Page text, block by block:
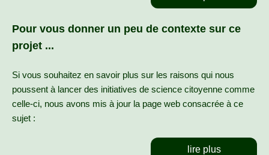
Pour vous donner un peu de contexte sur ce
projet ...
Si vous souhaitez en savoir plus sur les raisons qui nous
poussent à lancer des initiatives de science citoyenne comme
celle-ci, nous avons mis à jour la page web consacrée à ce
sujet :
lire plus